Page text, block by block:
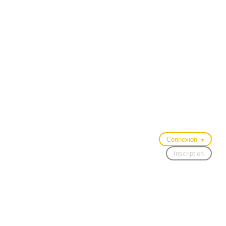
Connexion ▾
Inscription